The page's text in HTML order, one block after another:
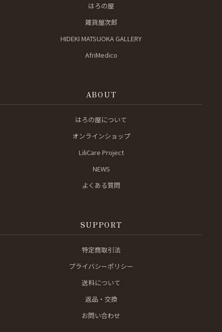
はろの屋
雑貨屋次郎
HIDEKI MATSUOKA GALLERY
AfriMedico
ABOUT
はろの屋について
オンラインショップ
LiliCare Project
NEWS
よくある質問
SUPPORT
特定商取引法
プライバシーポリシー
送料について
返品・交換
お問い合わせ